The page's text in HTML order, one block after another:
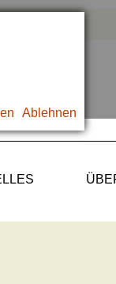
Ablehnen